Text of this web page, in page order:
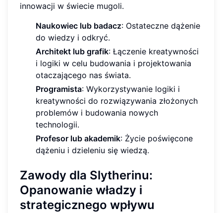
innowacji w świecie mugoli.
Naukowiec lub badacz: Ostateczne dążenie
do wiedzy i odkryć.
Architekt lub grafik: Łączenie kreatywności
i logiki w celu budowania i projektowania
otaczającego nas świata.
Programista: Wykorzystywanie logiki i
kreatywności do rozwiązywania złożonych
problemów i budowania nowych
technologii.
Profesor lub akademik: Życie poświęcone
dążeniu i dzieleniu się wiedzą.
Zawody dla Slytherinu:
Opanowanie władzy i
strategicznego wpływu